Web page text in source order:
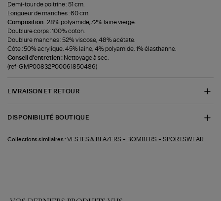
Demi-tour de poitrine : 51 cm.
Longueur de manches : 60 cm.
Composition :28% polyamide,72% laine vierge.
Doublure corps : 100% coton.
Doublure manches : 52% viscose, 48% acétate.
Côte : 50% acrylique, 45% laine, 4% polyamide, 1% élasthanne.
Conseil d'entretien : Nettoyage à sec.
(ref-GMP00832P00061850486)
LIVRAISON ET RETOUR
DISPONIBILITÉ BOUTIQUE
Collections similaires : VESTES & BLAZERS - BOMBERS -SPORTSWEAR